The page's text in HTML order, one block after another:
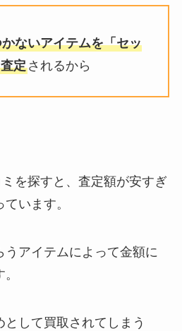
る方法や端末を増やす等調査
少年のメンカラの2024年最新
は？メンバーカラーが変更した？
・青・赤は誰か紹介！
台でジャニーズグッズが買える
舗は？ジャニランド出店情報も
ないアイテムを「セッ
定されるから
を探すと、査定額が安すぎ
います。
うアイテムによって金額に
として買取されてしまう